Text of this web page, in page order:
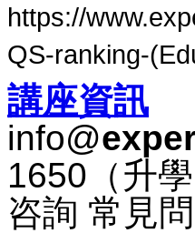
https://
QS-ranking-
講座​資​訊
info@
1650​（​升​
咨​詢 常​見​